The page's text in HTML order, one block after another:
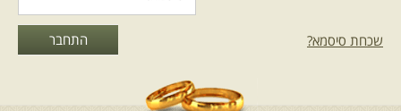
שכחת סיסמא?